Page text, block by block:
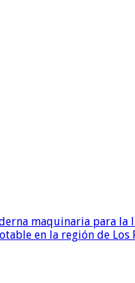
maquinaria para
en la región de Los